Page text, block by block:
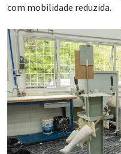
com mobilidade reduzida.